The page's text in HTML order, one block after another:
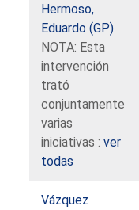
Hermoso,
Eduardo (GP)
NOTA: Esta
intervención
trató
conjuntamente
varias
iniciativas :ver
todas
Vázquez